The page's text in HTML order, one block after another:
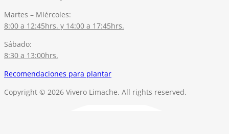
Martes – Miércoles:
8:00 a 12:45hrs. y 14:00 a 17:45hrs.
Sábado:
8:30 a 13:00hrs.
Recomendaciones para plantar
Copyright © 2026 Vivero Limache. All rights reserved.